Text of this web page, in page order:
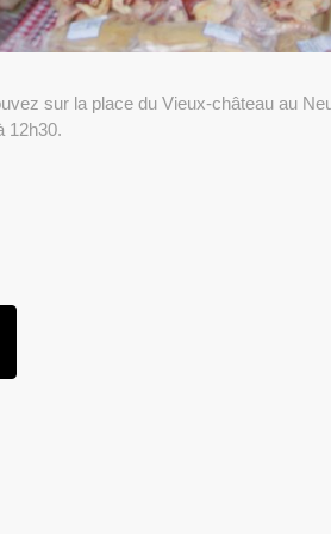
sur la place du Vieux-château au
12h30.